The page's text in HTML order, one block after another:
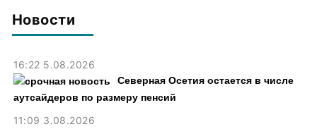
Новости
16:22 5.08.2026
Северная Осетия остается в числе
аутсайдеров по размеру пенсий
11:09 3.08.2026
смыслов»